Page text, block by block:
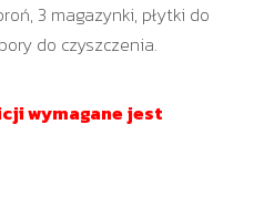
3 magazynki, płytki do
do czyszczenia.
wymagane jest